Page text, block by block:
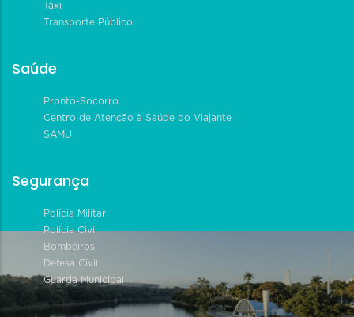
Táxi
Transporte Público
Saúde
Pronto-Socorro
Centro de Atenção à Saúde do Viajante
SAMU
Segurança
Polícia Militar
Polícia Civil
Bombeiros
Defesa Civil
Guarda Municipal